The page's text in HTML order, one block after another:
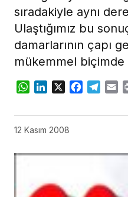
sıradakiyle aynı
Ulaştığımız bu
damarlarının çapı
mükemmel biçimde
WhatsApp
LinkedIn
X Facebook
12 Kasım 2008